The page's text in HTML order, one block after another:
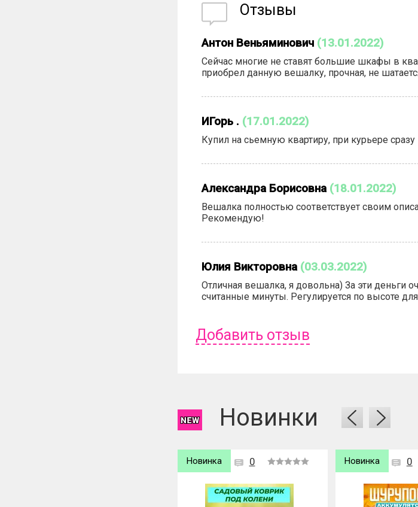
Отзывы
Антон Веньяминович (13.01.2022)
Сейчас многие не ставят большие шкафы в
приобрел данную вешалку, прочная, не
ИГорь . (17.01.2022)
Купил на сьемную квартиру, при курьере
Александра Борисовна (18.01.2022)
Вешалка полностью соответствует своим
Рекомендую!
Юлия Викторовна (03.03.2022)
Отличная вешалка, я довольна) За эти деньги
считанные минуты. Регулируется по высоте
Добавить отзыв
Новинки
0
Новинка 0
Хит продаж
Новинка